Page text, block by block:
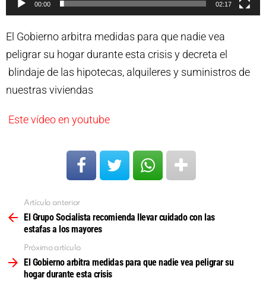
00:00 02:17
El Gobierno arbitra medidas para que nadie vea
peligrar su hogar durante esta crisis y decreta el
blindaje de las hipotecas, alquileres y suministros de
nuestras viviendas
Este vídeo en youtube
más
Artículo anterior
El Grupo Socialista recomienda llevar cuidado con las
estafas a los mayores
Próximo artículo
El Gobierno arbitra medidas para que nadie vea peligrar su
hogar durante esta crisis